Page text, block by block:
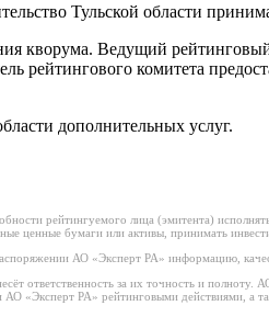
Тульской области
кворума. Ведущий
рейтингового комитета
дополнительных услуг.
рейтингуемого лица (эмитента)
ценные бумаги или активы, принимать
АО «Эксперт РА» информацию,
ответственность за их точность и
«Эксперт РА» рейтинговыми действиями,